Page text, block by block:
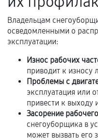
Расширенная
В некоторых
расширенной
условия продления
фиксируются в
Когда гарантия
Владельцам
осведомленными о
эксплуатации:
Износ рабочих
приводит к износу
Проблемы с
эксплуатация или
привести к выходу
Засорение
снегоуборщика в
может вызвать его